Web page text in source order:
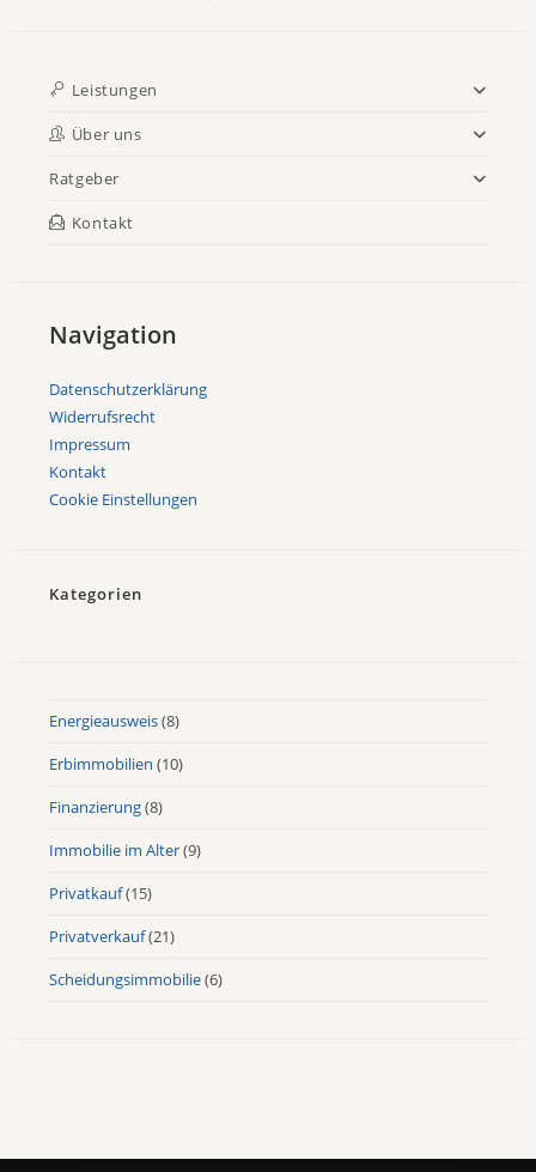
Leistungen
Über uns
Ratgeber
Kontakt
Navigation
Datenschutzerklärung
Widerrufsrecht
Impressum
Kontakt
Cookie Einstellungen
Kategorien
Energieausweis(8)
Erbimmobilien (10)
Finanzierung(8)
Immobilie im Alter(9)
Privatkauf(15)
Privatverkauf(21)
Scheidungsimmobilie(6)